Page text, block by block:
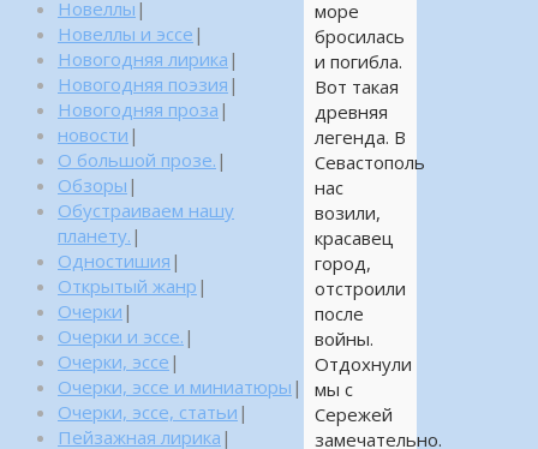
море
бросилась
и погибла.
Вот такая
древняя
легенда. В
Севастополь
нас
возили,
красавец
город,
отстроили
после
войны.
Отдохнули
мы с
Сережей
замечательно.
Новеллы |
Новеллы и эссе |
Новогодняя лирика |
Новогодняя поэзия |
Новогодняя проза |
новости |
О большой прозе. |
Обзоры |
Обустраиваем нашу
планету. |
Одностишия |
Открытый жанр |
Очерки |
Очерки и эссе. |
Очерки, эссе |
Очерки, эссе и миниатюры |
Очерки, эссе, статьи |
Пейзажная лирика |